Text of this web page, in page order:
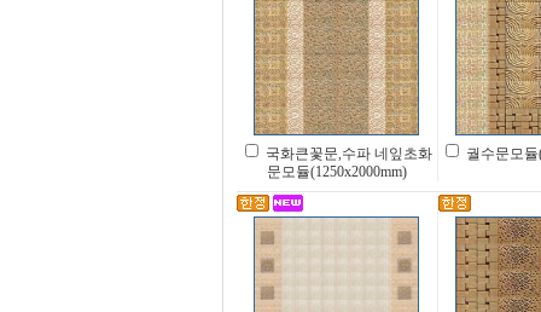
국화큰꽃문,수파 네잎초화
문모듈(1250x2000mm)
궐수문모듈